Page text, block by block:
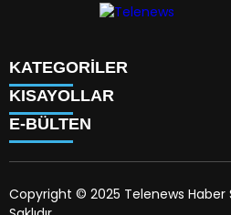
KATEGORİLER
TÜRK DÜNYASI
SAVUNMA SANAYİİ
KÜLTÜR
SANAT
KISAYOLLAR
KÜNYE
HAKKIMIZDA
HAVA DURUMU
E-BÜLTEN
Copyright © 2025 Telenews Haber